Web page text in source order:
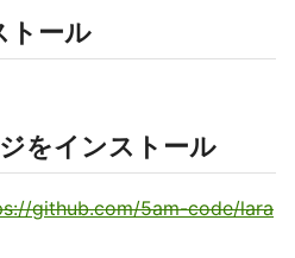
トール
をインストール
github.com/5am-code/lara